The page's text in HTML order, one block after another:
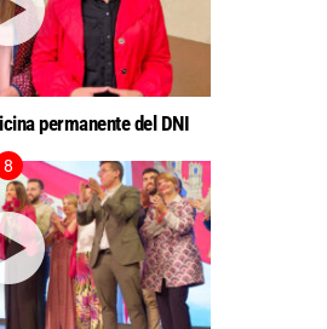
permanente del DNI